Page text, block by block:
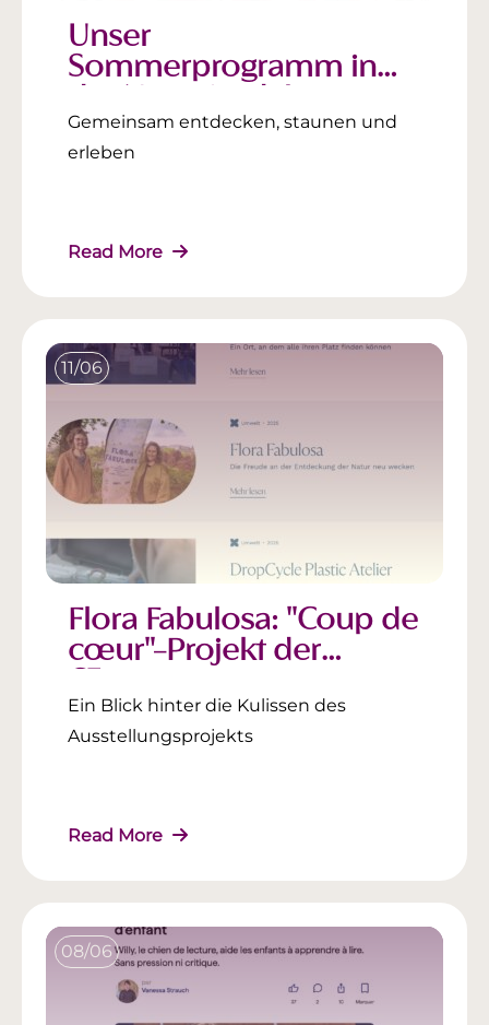
Unser
Sommerprogramm in
der Natur ist da!
Gemeinsam entdecken, staunen und
erleben
Read More
11/06
Flora Fabulosa: "Coup de
cœur"-Projekt der
Œuvre
Ein Blick hinter die Kulissen des
Ausstellungsprojekts
Read More
08/06